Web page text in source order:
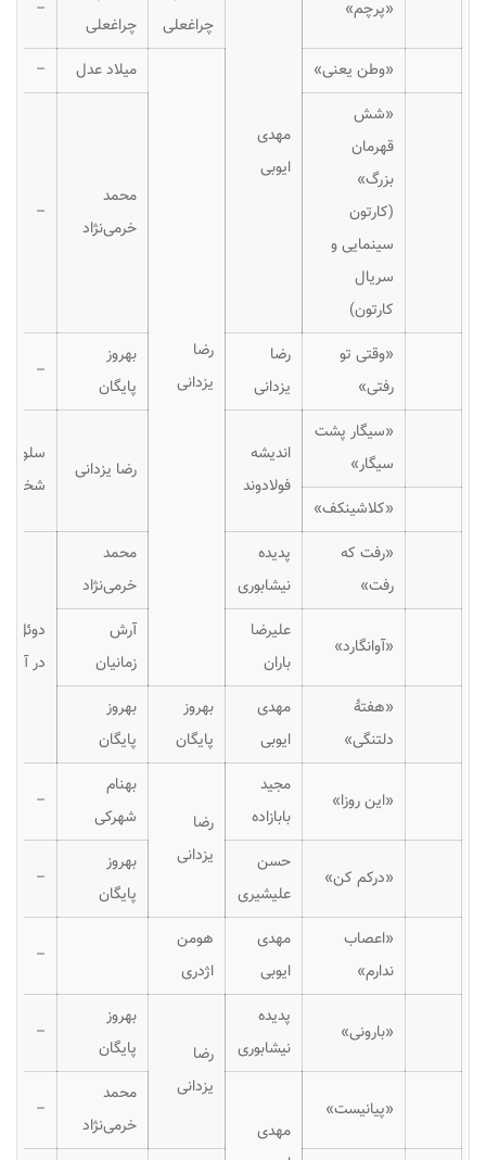
«پرچم»
مهدی
ایوبی
چراغعلی
چراغعلی
–
«وطن یعنی»
رضا
یزدانی
میلاد عدل
–
«شش
قهرمان
بزرگ»
(کارتون
سینمایی و
سریال
کارتون)
محمد
خرمی‌نژاد
–
«وقتی تو
رفتی»
رضا
یزدانی
بهروز
پایگان
–
«سیگار پشت
سیگار»
اندیشه
فولادوند
رضا یزدانی
سلول
شخصی
«کلاشینکف»
«رفت که
رفت»
پدیده
نیشابوری
محمد
خرمی‌نژاد
دوئل
در آینه
«آوانگارد»
علیرضا
باران
آرش
زمانیان
«هفتهٔ
دلتنگی»
مهدی
ایوبی
بهروز
پایگان
بهروز
پایگان
«این روزا»
مجید
بابازاده
رضا
یزدانی
بهنام
شهرکی
–
«درکم کن»
حسن
علیشیری
بهروز
پایگان
–
«اعصاب
ندارم»
مهدی
ایوبی
هومن
اژدری
–
«بارونی»
پدیده
نیشابوری
رضا
یزدانی
بهروز
پایگان
–
«پیانیست»
مهدی
محمد
خرمی‌نژاد
–